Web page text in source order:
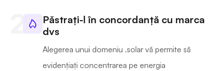
Păstrați-l în concordanță cu marca
dvs
Alegerea unui domeniu .solar vă permite să
evidențiați concentrarea pe energia